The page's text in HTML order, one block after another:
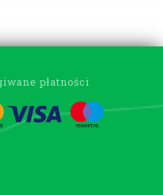
płatności